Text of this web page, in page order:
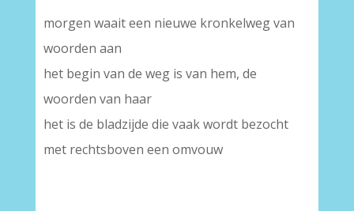
morgen waait een nieuwe kronkelweg van
woorden aan
het begin van de weg is van hem, de
woorden van haar
het is de bladzijde die vaak wordt bezocht
met rechtsboven een omvouw